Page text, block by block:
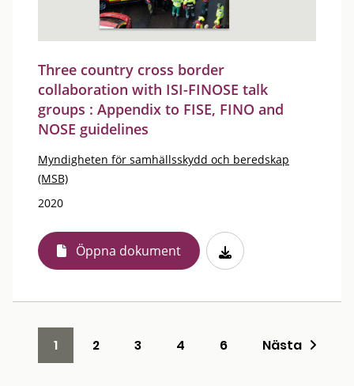
Three country cross border
collaboration with ISI-FINOSE talk
groups : Appendix to FISE, FINO and
NOSE guidelines
Myndigheten för samhällsskydd och beredskap
(MSB)
2020
Öppna dokument
1 2 3 4 6 Nästa